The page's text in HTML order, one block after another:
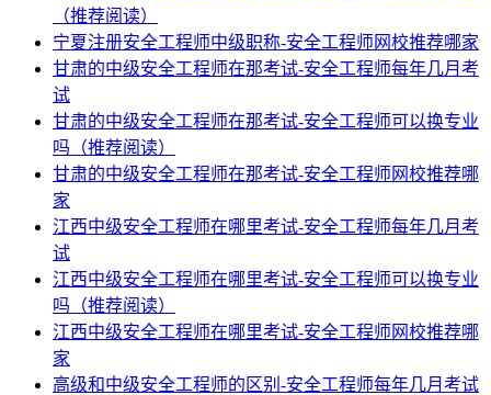
（推荐阅读）
宁夏注册安全工程师中级职称-安全工程师网校推荐哪家
甘肃的中级安全工程师在那考试-安全工程师每年几月考
试
甘肃的中级安全工程师在那考试-安全工程师可以换专业
吗（推荐阅读）
甘肃的中级安全工程师在那考试-安全工程师网校推荐哪
家
江西中级安全工程师在哪里考试-安全工程师每年几月考
试
江西中级安全工程师在哪里考试-安全工程师可以换专业
吗（推荐阅读）
江西中级安全工程师在哪里考试-安全工程师网校推荐哪
家
高级和中级安全工程师的区别-安全工程师每年几月考试